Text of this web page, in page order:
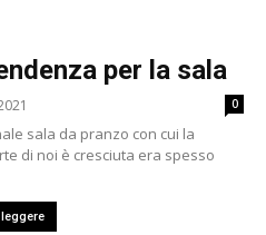
per la sala
0
sala da pranzo con cui la
di noi è cresciuta era spesso